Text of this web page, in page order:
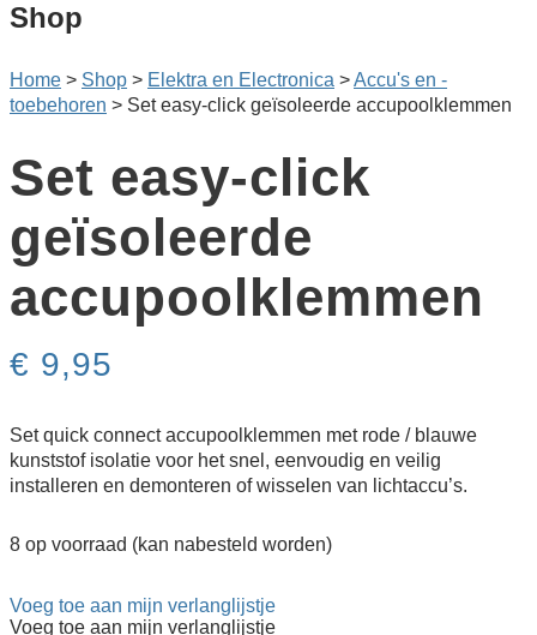
Shop
Home > Shop > Elektra en Electronica >Accu's en -
toebehoren > Set easy-click geïsoleerde accupoolklemmen
Set easy-click
geïsoleerde
accupoolklemmen
€ 9,95
Set quick connect accupoolklemmen met rode / blauwe
kunststof isolatie voor het snel, eenvoudig en veilig
installeren en demonteren of wisselen van lichtaccu’s.
8 op voorraad (kan nabesteld worden)
Voeg toe aan mijn verlanglijstje
Voeg toe aan mijn verlanglijstje